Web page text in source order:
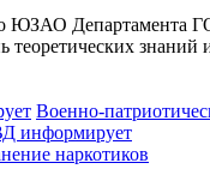
ЮЗАО
Военно-
информирует
наркотиков